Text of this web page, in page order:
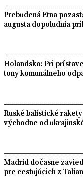
Prebudená Etna
augusta dopoludnia
Holandsko: Pri
tony komunálneho
Ruské balistické
východne od
Madrid dočasne
pre cestujúcich z